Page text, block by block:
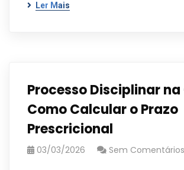
Ler Mais
Processo Disciplinar na
Como Calcular o Prazo
Prescricional
03/03/2026 Sem Comentários